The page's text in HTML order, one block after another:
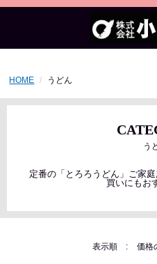
HOME うどん
う
定番の「とろろうどん」ご家
買いにもお
表示順 : 価格